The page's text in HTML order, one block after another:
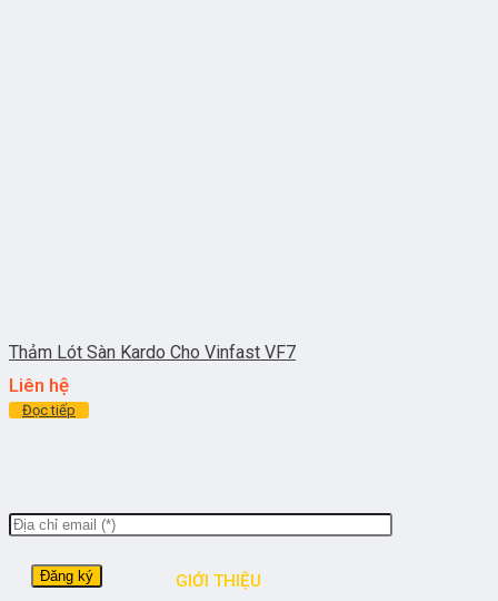
Thảm Lót Sàn Kardo Cho Vinfast VF7
Liên hệ
Đọc tiếp
GIỚI THIỆU